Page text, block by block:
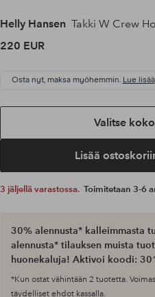
Helly Hansen Takki W Crew
220 EUR
Osta nyt, maksa myöhemmin. Lue lisää
Valitse koko
Lisää
3 jäljellä varastossa. Toimitetaan 3-6
30% alennusta* kalleimmasta
alennusta* tilauksen muista
huonekaluja! Aktivoi koodi:
*Kun ostat vähintään 2 tuotetta.
täydelliset ehdot kassalla.